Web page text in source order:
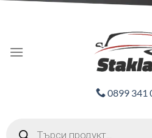
0899 341
search